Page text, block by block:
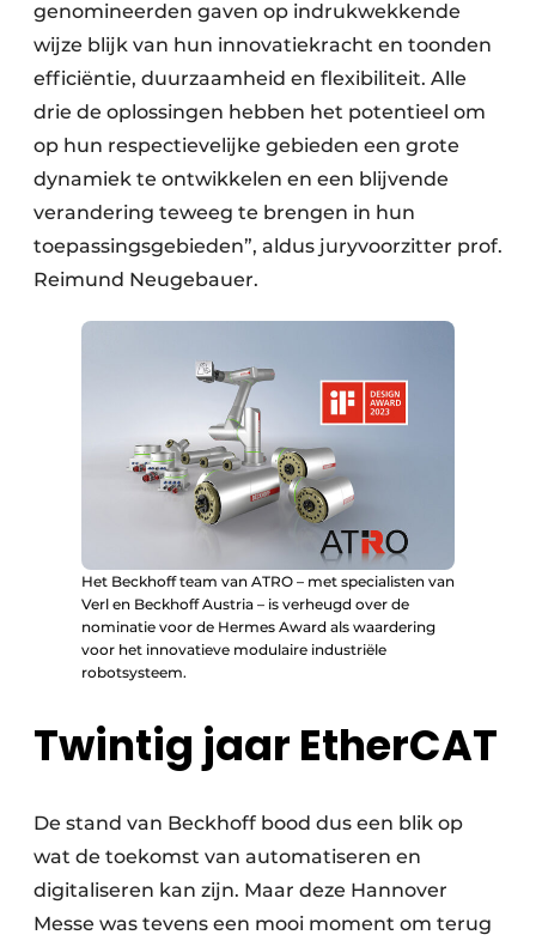
genomineerden gaven op indrukwekkende
wijze blijk van hun innovatiekracht en toonden
efficiëntie, duurzaamheid en flexibiliteit. Alle
drie de oplossingen hebben het potentieel om
op hun respectievelijke gebieden een grote
dynamiek te ontwikkelen en een blijvende
verandering teweeg te brengen in hun
toepassingsgebieden”, aldus juryvoorzitter prof.
Reimund Neugebauer.
Het Beckhoff team van ATRO – met specialisten van
Verl en Beckhoff Austria – is verheugd over de
nominatie voor de Hermes Award als waardering
voor het innovatieve modulaire industriële
robotsysteem.
Twintig jaar EtherCAT
De stand van Beckhoff bood dus een blik op
wat de toekomst van automatiseren en
digitaliseren kan zijn. Maar deze Hannover
Messe was tevens een mooi moment om terug